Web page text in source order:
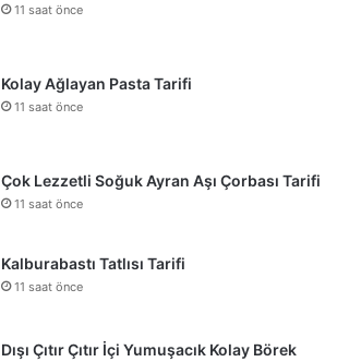
11 saat önce
Kolay Ağlayan Pasta Tarifi
11 saat önce
Çok Lezzetli Soğuk Ayran Aşı Çorbası Tarifi
11 saat önce
Kalburabastı Tatlısı Tarifi
11 saat önce
Dışı Çıtır Çıtır İçi Yumuşacık Kolay Börek